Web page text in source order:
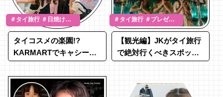
＃タイ旅行 ＃日焼け対
策 ＃タイコスメ
タイコスメの楽園!?
KARMARTでキャシード
チェック！
＃タイ旅行 ＃プレゼン
ト
【観光編】JKがタイ旅行
で絶対行くべきスポット